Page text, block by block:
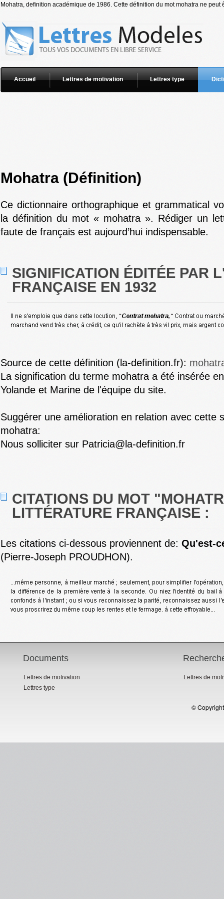
Mohatra, definition académique de 1986. Cette définition du mot mohatra ne peut
Accueil Lettres de motivation Lettres type
Mohatra (Définition)
Ce dictionnaire orthographique et grammatical
la définition du mot « mohatra ». Rédiger un
faute de français est aujourd’hui indispensable.
SIGNIFICATION ÉDITÉE PAR
FRANÇAISE EN 1932
Source de cette définition (la-definition.fr):
La signification du terme mohatra a été insérée
Yolande et Marine de l'équipe du site.
Suggérer une amélioration en relation avec cette
mohatra:
Nous solliciter sur Patricia@la-definition.fr
CITATIONS DU MOT
LITTÉRATURE FRANÇAISE :
Les citations ci-dessous proviennent de: Qu'est-
(Pierre-Joseph PROUDHON).
Documents
Lettres de motivation
Lettres type
Lettres de
©